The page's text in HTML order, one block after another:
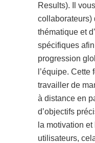
Results). Il
collaborateurs)
thématique et
spécifiques
progression
l’équipe.
travailler de
à distance en
d’objectifs
la motivation
utilisateurs,